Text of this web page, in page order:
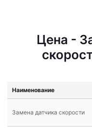
Цена -
Наименование
Замена датчика скорости